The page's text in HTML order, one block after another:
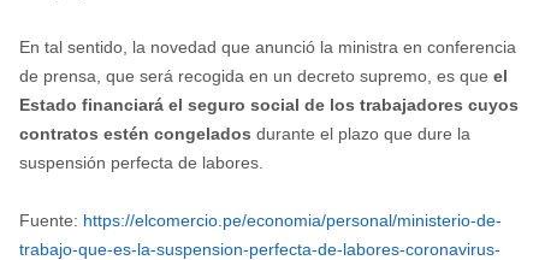
En tal sentido, la novedad que anunció la ministra en conferencia
de prensa, que será recogida en un decreto supremo, es que el
Estado financiará el seguro social de los trabajadores cuyos
contratos estén congelados durante el plazo que dure la
suspensión perfecta de labores.
Fuente: https://elcomercio.pe/economia/personal/ministerio-de-
trabajo-que-es-la-suspension-perfecta-de-labores-coronavirus-